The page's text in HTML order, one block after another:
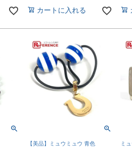
カートに入れる
【美品】ミュウミュウ 青色 ミ